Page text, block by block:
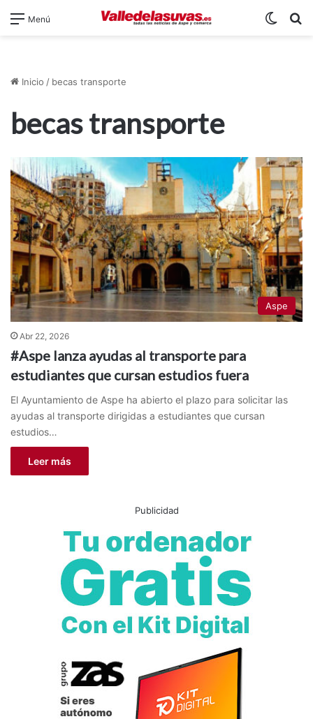
Menú
Inicio / becas transporte
becas transporte
Aspe
Abr 22, 2026
#Aspe lanza ayudas al transporte para
estudiantes que cursan estudios fuera
El Ayuntamiento de Aspe ha abierto el plazo para solicitar las
ayudas al transporte dirigidas a estudiantes que cursan
estudios…
Leer más
Publicidad